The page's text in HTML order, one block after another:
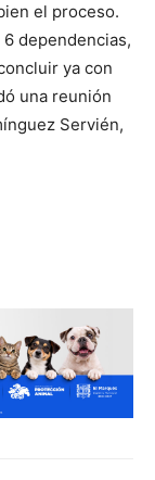
el proceso.
dependencias,
ya con
una reunión
Servién,